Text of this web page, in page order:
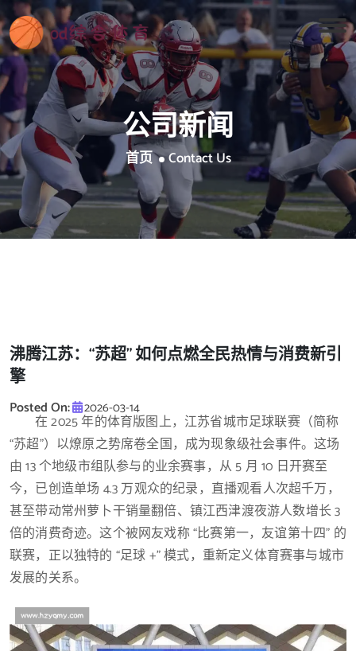
公司新闻
首页 Contact Us
沸腾江苏：“苏超” 如何点燃全民热情与消费新引
擎
Posted On: 2026-03-14
在 2025 年的体育版图上，江苏省城市足球联赛（简称
“苏超”）以燎原之势席卷全国，成为现象级社会事件。这场
由 13 个地级市组队参与的业余赛事，从 5 月 10 日开赛至
今，已创造单场 4.3 万观众的纪录，直播观看人次超千万，
甚至带动常州萝卜干销量翻倍、镇江西津渡夜游人数增长 3
倍的消费奇迹。这个被网友戏称 “比赛第一，友谊第十四” 的
联赛，正以独特的 “足球 +” 模式，重新定义体育赛事与城市
发展的关系。